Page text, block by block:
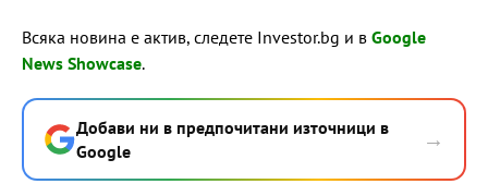
Всяка новина е актив, следете Investor.bg и в Google
News Showcase.
Добави ни в предпочитани източници в
Google
→